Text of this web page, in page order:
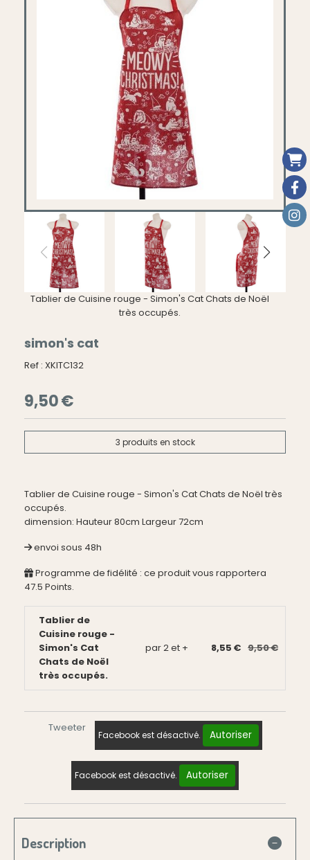
Tablier de Cuisine rouge - Simon's Cat Chats de Noël
très occupés.
simon's cat
Ref : XKITC132
9,50€
3 produits en stock
Tablier de Cuisine rouge - Simon's Cat Chats de Noël très
occupés.
dimension: Hauteur 80cm Largeur 72cm
envoi sous 48h
Programme de fidélité : ce produit vous rapportera
47.5 Points.
Tablier de
Cuisine rouge -
Simon's Cat
Chats de Noël
très occupés.
par 2 et + 8,55 € 9,50 €
Tweeter
Facebook est désactivé. Autoriser
Facebook est désactivé. Autoriser
Description